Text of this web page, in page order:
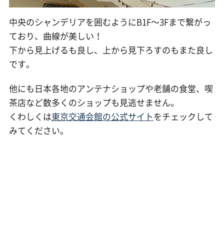
中央のシャンデリアを囲むようにB1F〜3Fまで繋がっ
ており、曲線が美しい！
下から見上げるも良し、上から見下ろすのもまた良し
です。
他にも日本各地のアンテナショップや老舗の食堂、喫
茶店など数多くのショップも見逃せません。
くわしくは東京交通会館の公式サイトをチェックして
みてください。